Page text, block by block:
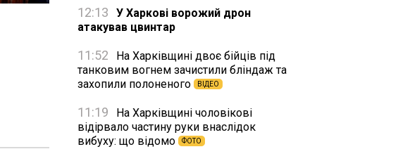
12:13
У Харкові ворожий дрон
атакував цвинтар
11:52
На Харківщині двоє бійців під
танковим вогнем зачистили бліндаж та
захопили полоненого
ВІДЕО
11:19
На Харківщині чоловікові
відірвало частину руки внаслідок
вибуху: що відомо
ФОТО